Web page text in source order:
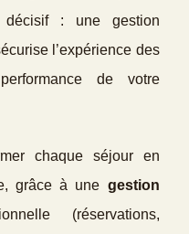
: une gestion
l’expérience des
de votre
chaque séjour en
grâce à une gestion
(réservations,